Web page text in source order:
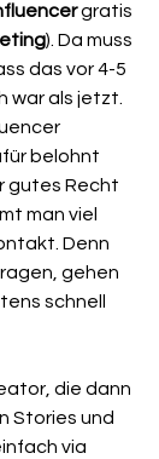
gratis
). Da muss
das vor 4-5
war als jetzt.
belohnt
gutes Recht
man viel
Denn
gehen
schnell
die dann
Stories und
via